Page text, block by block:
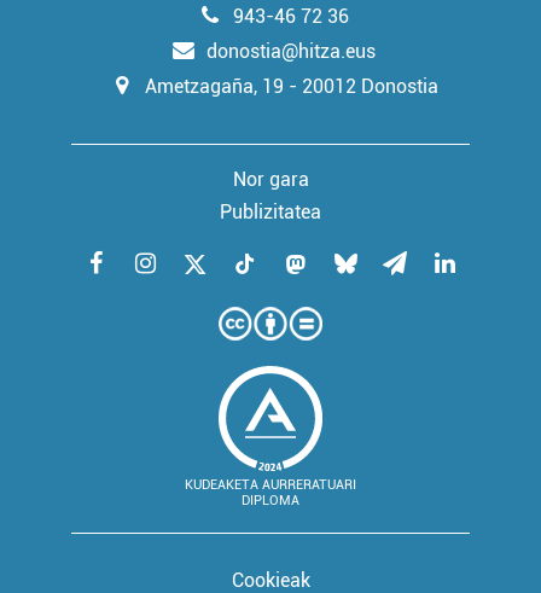
943-46 72 36
donostia@hitza.eus
Ametzagaña, 19 - 20012 Donostia
Nor gara
Publizitatea
KUDEAKETA AURRERATUARI
DIPLOMA
Cookieak